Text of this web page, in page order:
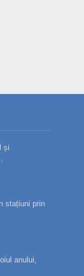
și
stațiuni prin
anului,